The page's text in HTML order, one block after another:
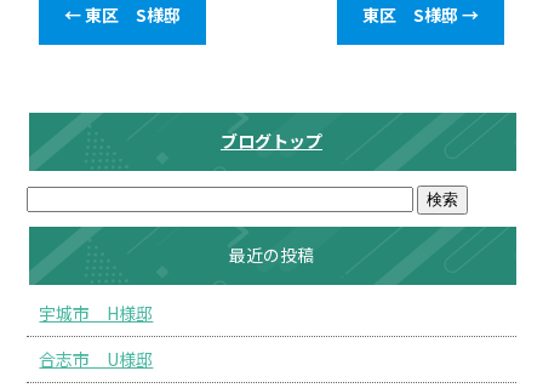
←東区 S様邸 東区 S様邸 →
ブログトップ
最近の投稿
宇城市 H様邸
合志市 U様邸